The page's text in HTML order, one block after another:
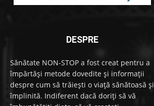
DESPRE
Sănătate NON-STOP a fost creat pentru a
împărtăși metode dovedite și informații
despre cum să trăiești o viață sănătoasă și
împlinită. Indiferent dacă doriți să vă